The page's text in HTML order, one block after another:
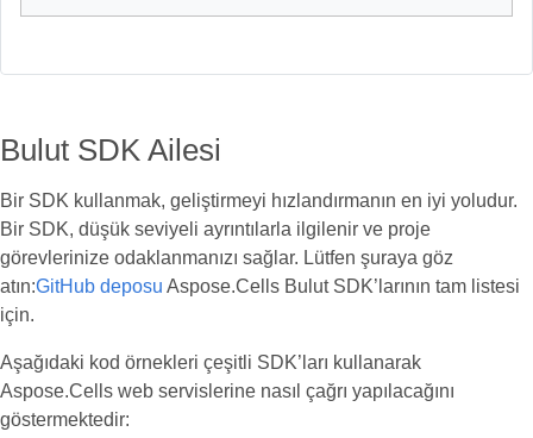
Bulut SDK Ailesi
Bir SDK kullanmak, geliştirmeyi hızlandırmanın en iyi yoludur.
Bir SDK, düşük seviyeli ayrıntılarla ilgilenir ve proje
görevlerinize odaklanmanızı sağlar. Lütfen şuraya göz
atın:GitHub deposu Aspose.Cells Bulut SDK’larının tam listesi
için.
Aşağıdaki kod örnekleri çeşitli SDK’ları kullanarak
Aspose.Cells web servislerine nasıl çağrı yapılacağını
göstermektedir: